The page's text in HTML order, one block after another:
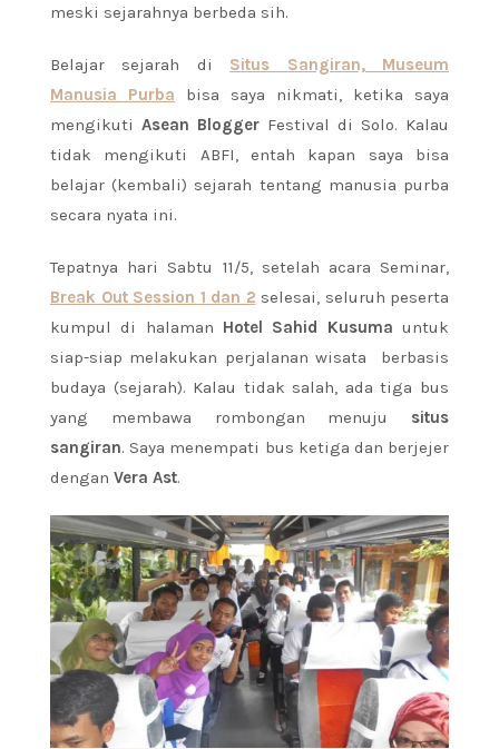
meski sejarahnya berbeda sih.
Belajar sejarah di Situs Sangiran, Museum
Manusia Purba bisa saya nikmati, ketika saya
mengikuti Asean Blogger Festival di Solo. Kalau
tidak mengikuti ABFI, entah kapan saya bisa
belajar (kembali) sejarah tentang manusia purba
secara nyata ini.
Tepatnya hari Sabtu 11/5, setelah acara Seminar,
Break Out Session 1 dan 2 selesai, seluruh peserta
kumpul di halaman Hotel Sahid Kusuma untuk
siap-siap melakukan perjalanan wisata berbasis
budaya (sejarah). Kalau tidak salah, ada tiga bus
yang membawa rombongan menuju situs
sangiran. Saya menempati bus ketiga dan berjejer
dengan Vera Ast.